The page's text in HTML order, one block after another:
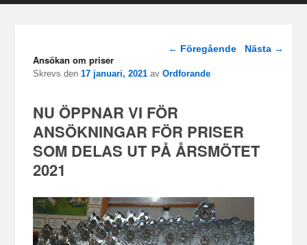
Inläggsnavigering
← Föregående Nästa →
Ansökan om priser
Skrevs den17 januari, 2021 avOrdforande
NU ÖPPNAR VI FÖR
ANSÖKNINGAR FÖR PRISER
SOM DELAS UT PÅ ÅRSMÖTET
2021